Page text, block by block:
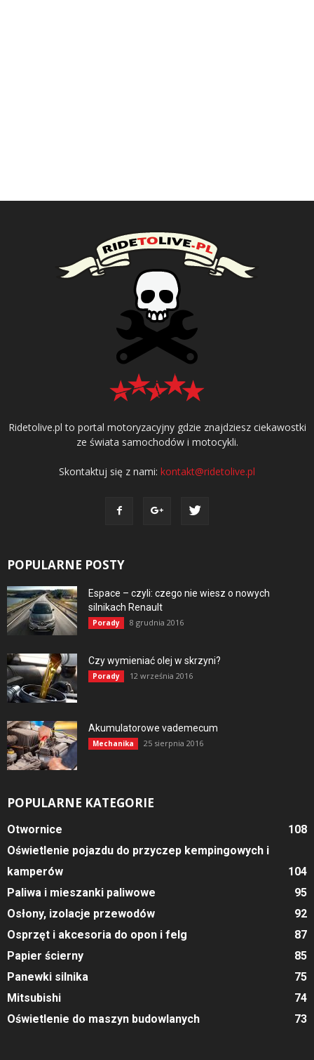
Ridetolive.pl to portal motoryzacyjny gdzie znajdziesz ciekawostki
ze świata samochodów i motocykli.
Skontaktuj się z nami: kontakt@ridetolive.pl
POPULARNE POSTY
Espace – czyli: czego nie wiesz o nowych
silnikach Renault
Porady 8 grudnia 2016
Czy wymieniać olej w skrzyni?
Porady 12 września 2016
Akumulatorowe vademecum
Mechanika 25 sierpnia 2016
POPULARNE KATEGORIE
Otwornice
108
Oświetlenie pojazdu do przyczep kempingowych i
kamperów
104
Paliwa i mieszanki paliwowe
95
Osłony, izolacje przewodów
92
Osprzęt i akcesoria do opon i felg
87
Papier ścierny
85
Panewki silnika
75
Mitsubishi
74
Oświetlenie do maszyn budowlanych
73